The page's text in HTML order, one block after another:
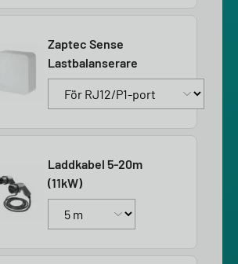
Zaptec Sense
Lastbalanserare
Laddkabel 5-20m
(11kW)